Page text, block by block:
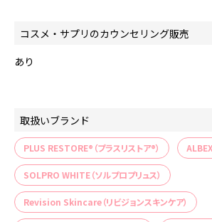
コスメ・サプリのカウンセリング販売
あり
取扱いブランド
PLUS RESTORE®（プラスリストア®） ALBEX
SOLPRO WHITE（ソルプロプリュス）
Revision Skincare（リビジョンスキンケア）